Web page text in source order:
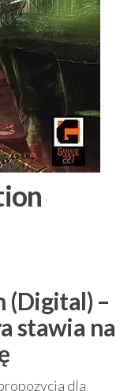
(Digital) –
stawia na
dla